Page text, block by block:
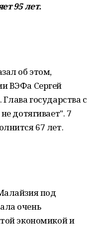
95 лет.
об этом,
ВЭФа Сергей
государства с
дотягивает". 7
67 лет.
под
очень
экономикой и